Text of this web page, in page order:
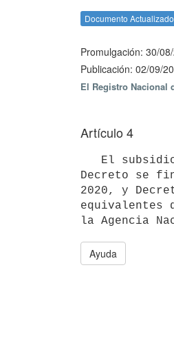
Documento Actualizado
Promulgación: 30/
Publicación: 02/09/
El Registro Nacional
Artículo 4
Decreto se
2020, y
equivalentes
Ayuda